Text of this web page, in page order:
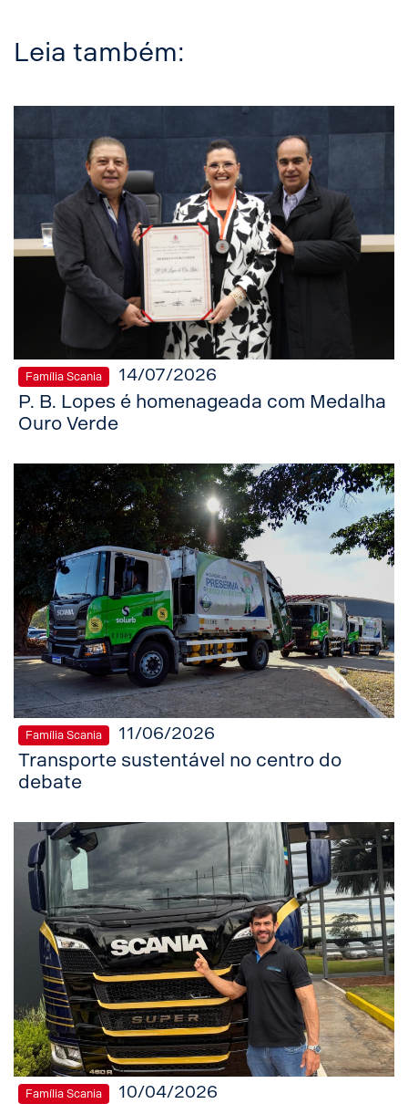
Leia também:
Família Scania 14/07/2026
P. B. Lopes é homenageada com Medalha
Ouro Verde
Família Scania 11/06/2026
Transporte sustentável no centro do
debate
Família Scania 10/04/2026